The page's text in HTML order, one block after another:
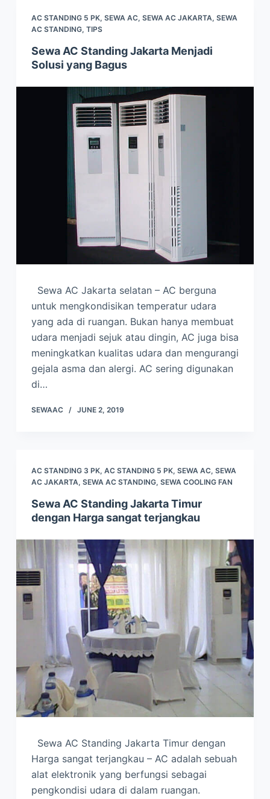
AC STANDING 5 PK, SEWA AC, SEWA AC JAKARTA, SEWA
AC STANDING, TIPS
Sewa AC Standing Jakarta Menjadi
Solusi yang Bagus
Sewa AC Jakarta selatan – AC berguna
untuk mengkondisikan temperatur udara
yang ada di ruangan. Bukan hanya membuat
udara menjadi sejuk atau dingin, AC juga bisa
meningkatkan kualitas udara dan mengurangi
gejala asma dan alergi. AC sering digunakan
di…
SEWAAC JUNE 2, 2019
AC STANDING 3 PK, AC STANDING 5 PK, SEWA AC, SEWA
AC JAKARTA, SEWA AC STANDING, SEWA COOLING FAN
Sewa AC Standing Jakarta Timur
dengan Harga sangat terjangkau
Sewa AC Standing Jakarta Timur dengan
Harga sangat terjangkau – AC adalah sebuah
alat elektronik yang berfungsi sebagai
pengkondisi udara di dalam ruangan.